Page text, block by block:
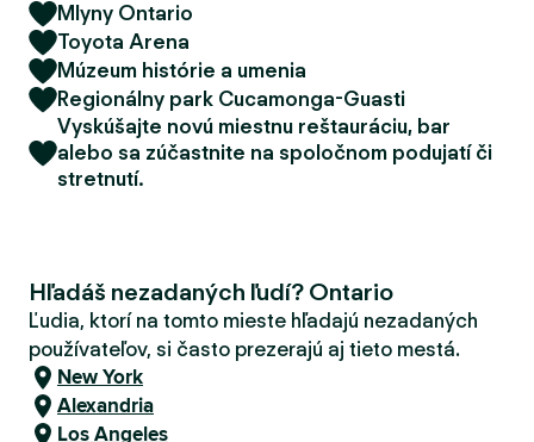
Mlyny Ontario
Toyota Arena
Múzeum histórie a umenia
Regionálny park Cucamonga-Guasti
Vyskúšajte novú miestnu reštauráciu, bar
alebo sa zúčastnite na spoločnom podujatí či
stretnutí.
Hľadáš nezadaných ľudí? Ontario
Ľudia, ktorí na tomto mieste hľadajú nezadaných
používateľov, si často prezerajú aj tieto mestá.
New York
Alexandria
Los Angeles